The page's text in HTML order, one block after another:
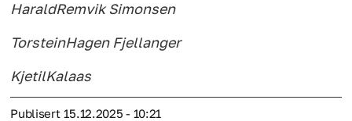
HaraldRemvik Simonsen
TorsteinHagen Fjellanger
KjetilKalaas
Publisert
15.12.2025 - 10:21